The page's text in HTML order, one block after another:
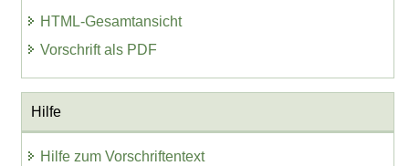
HTML-Gesamtansicht
Vorschrift als PDF
Hilfe
Hilfe zum Vorschriftentext